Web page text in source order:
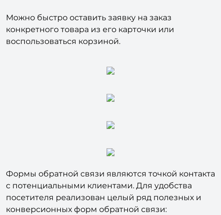
Можно быстро оставить заявку на заказ
конкретного товара из его карточки или
воспользоваться корзиной.
Формы обратной связи являются точкой контакта
с потенциальными клиентами. Для удобства
посетителя реализован целый ряд полезных и
конверсионных форм обратной связи: